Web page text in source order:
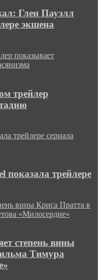
Глен Пауэлл
экшена
показывает
трейлер
трейлере сериала
показала трейлере
вины Криса Пратта в
«Милосердие»
степень вины
Тимура